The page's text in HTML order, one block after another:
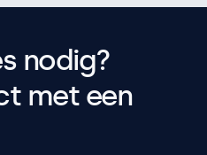
nodig?
met een